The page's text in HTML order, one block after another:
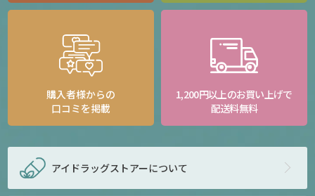
購入者様からの
口コミを掲載
1,200円以上のお買い上げで
配送料無料
アイドラッグストアーについて